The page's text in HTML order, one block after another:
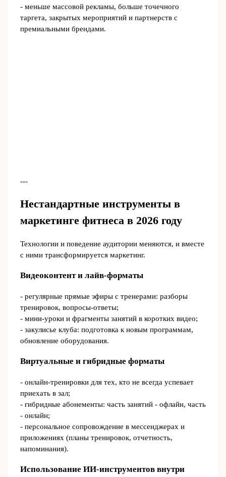
- меньше массовой рекламы, больше точечного
таргета, закрытых мероприятий и партнерств с
премиальными брендами.
---
Нестандартные инструменты в
маркетинге фитнеса в 2026 году
Технологии и поведение аудитории меняются, и вместе
с ними трансформируется маркетинг.
Видеоконтент и лайв-форматы
- регулярные прямые эфиры с тренерами: разборы
тренировок, вопросы-ответы;
- мини-уроки и фрагменты занятий в коротких видео;
- закулисье клуба: подготовка к новым программам,
обновление оборудования.
Виртуальные и гибридные форматы
- онлайн-тренировки для тех, кто не всегда успевает
приехать в зал;
- гибридные абонементы: часть занятий - офлайн, часть
- онлайн;
- персональное сопровождение в мессенджерах и
приложениях (планы тренировок, отчетность,
напоминания).
Использование ИИ-инструментов внутри